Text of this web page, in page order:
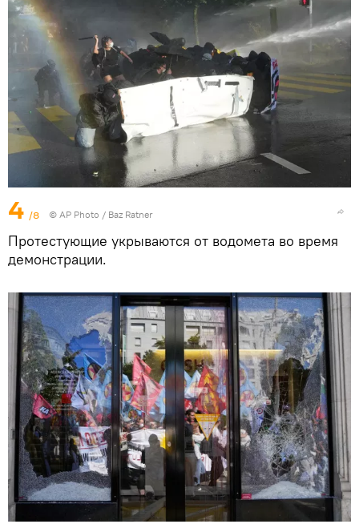
4 /8 © AP Photo / Baz Ratner
Протестующие укрываются от водомета во время
демонстрации.